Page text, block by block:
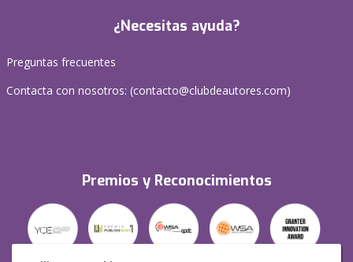
¿Necesitas ayuda?
Preguntas frecuentes
Contacta con nosotros: (contacto@clubdeautores.com)
Premios y Reconocimientos